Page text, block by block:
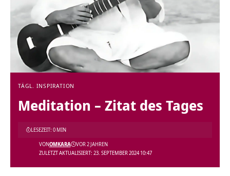
TÄGL. INSPIRATION
Meditation – Zitat des Tages
ZULETZT AKTUALISIERT: 23. SEPTEMBER 2024 10:47
VONOMKARA VOR 2 JAHREN
LESEZEIT: 0 MIN